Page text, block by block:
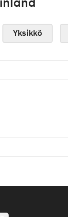
Yksikkö